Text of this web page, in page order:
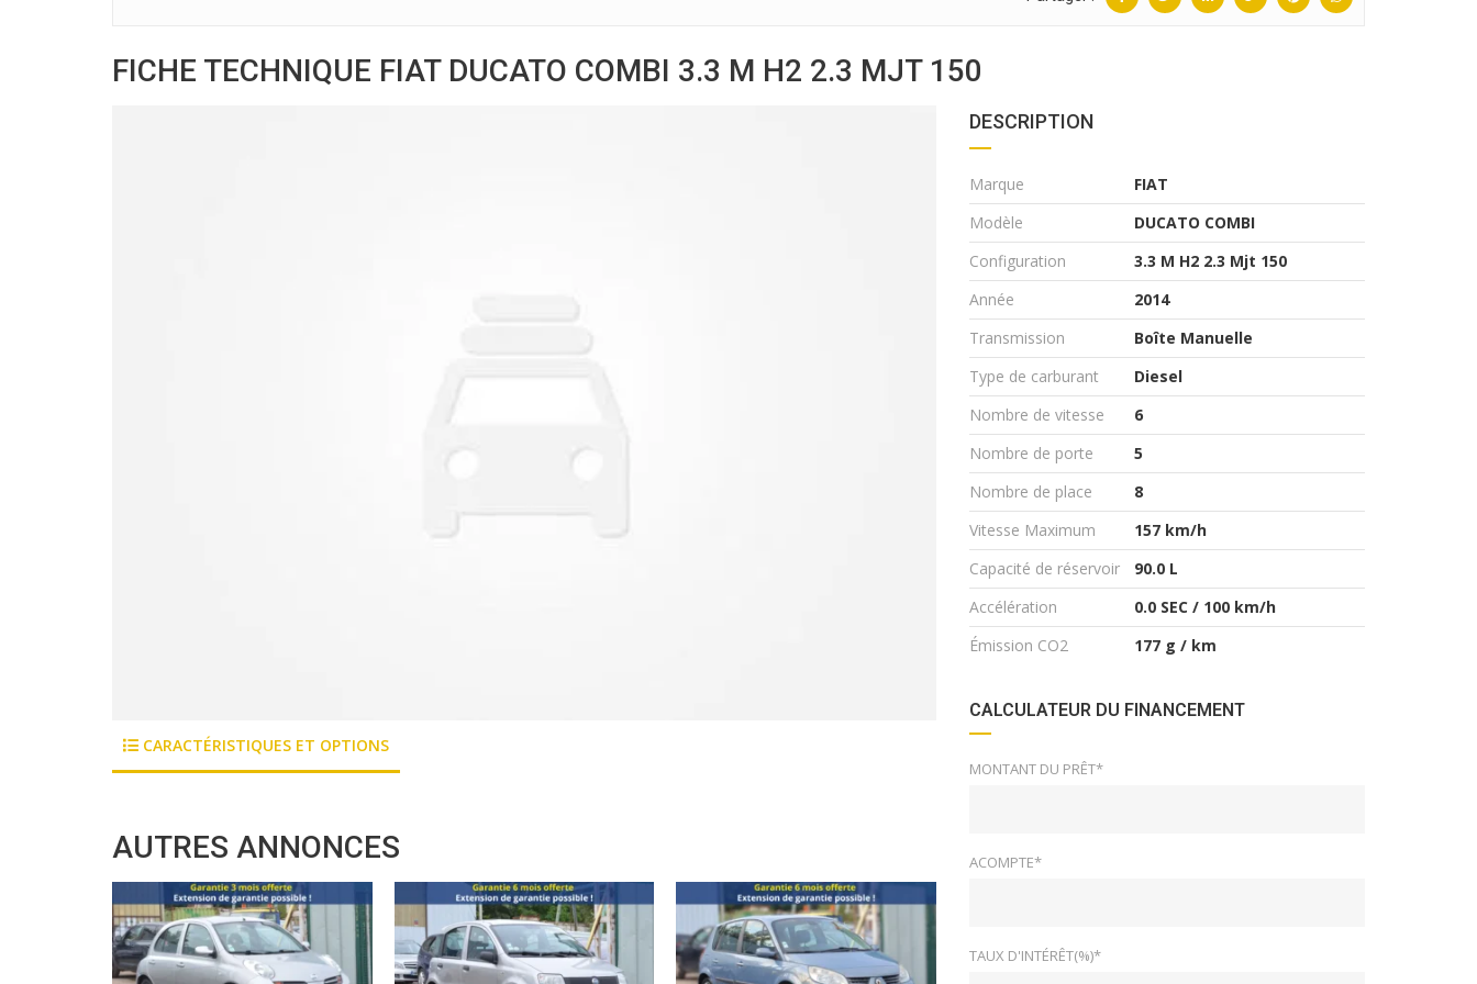
FICHE TECHNIQUE FIAT DUCATO COMBI 3.3 M H2 2.3 MJT 150
CARACTÉRISTIQUES ET OPTIONS
AUTRES ANNONCES
DESCRIPTION
Marque
FIAT
Modèle
DUCATO COMBI
Configuration
3.3 M H2 2.3 Mjt 150
Année
2014
Transmission
Boîte Manuelle
Type de carburant
Diesel
Nombre de vitesse
6
Nombre de porte
5
Nombre de place
8
Vitesse Maximum
157 km/h
Capacité de réservoir
90.0 L
Accélération
0.0 SEC / 100 km/h
Émission CO2
177 g / km
CALCULATEUR DU FINANCEMENT
MONTANT DU PRÊT*
ACOMPTE*
TAUX D'INTÉRÊT(%)*